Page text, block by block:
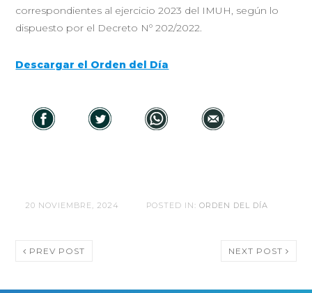
correspondientes al ejercicio 2023 del IMUH, según lo
dispuesto por el Decreto Nº 202/2022.
Descargar el Orden del Día
20 NOVIEMBRE, 2024 POSTED IN:ORDEN DEL DÍA
PREV POST NEXT POST